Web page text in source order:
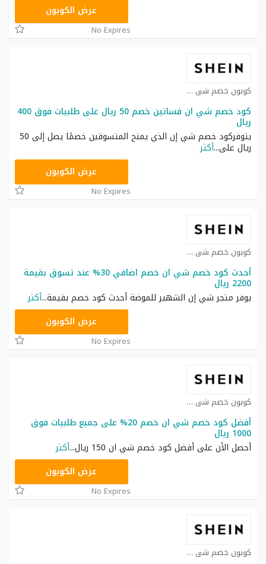
عرض الكوبون
No Expires
كوبون خصم شي ان كوبون
كود خصم شي ان فساتين خصم 50 ريال على طلبيات فوق 400
ريال
يتوفركود خصم شي إن الذي يمنح المتسوقين خصمًا يصل إلى 50
ريال على...أكثر
عرض الكوبون
No Expires
كوبون خصم شي ان كوبون
أحدث كود خصم شي ان خصم اضافي 30% عند تسوق بقيمة
2200 ريال
يوفر متجر شي إن الشهير للموضة أحدث كود خصم بقيمة...أكثر
عرض الكوبون
No Expires
كوبون خصم شي ان كوبون
أفضل كود خصم شي ان خصم 20% على جميع طلبيات فوق
1000 ريال
أحصل الأن على أفضل كود خصم شي ان 150 ريال
...أكثر
عرض الكوبون
No Expires
كوبون خصم شي ان كوبون